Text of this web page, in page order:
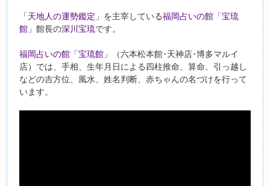
「天地人の運勢鑑定」 を主宰している福岡占いの館「宝琉
館」館長の深川宝琉です。
福岡占いの館「宝琉館」
（六本松本館･天神店･博多マルイ
店）では、手相、生年月日による四柱推命、算命、引っ越し
などの吉方位、風水、姓名判断、赤ちゃんの名づけを行って
います。